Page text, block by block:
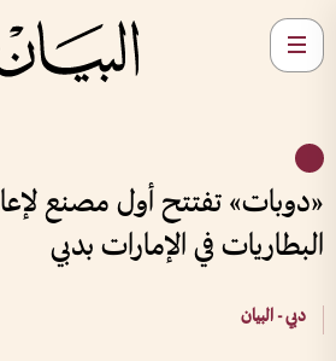
«دوبات» تفتتح أول مصنع
البطاريات في الإمارات بدبي
دبي - البيان